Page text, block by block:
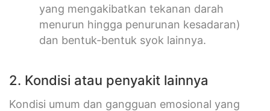
yang mengakibatkan tekanan darah
menurun hingga penurunan kesadaran)
dan bentuk-bentuk syok lainnya.
2. Kondisi atau penyakit lainnya
Kondisi umum dan gangguan emosional yang